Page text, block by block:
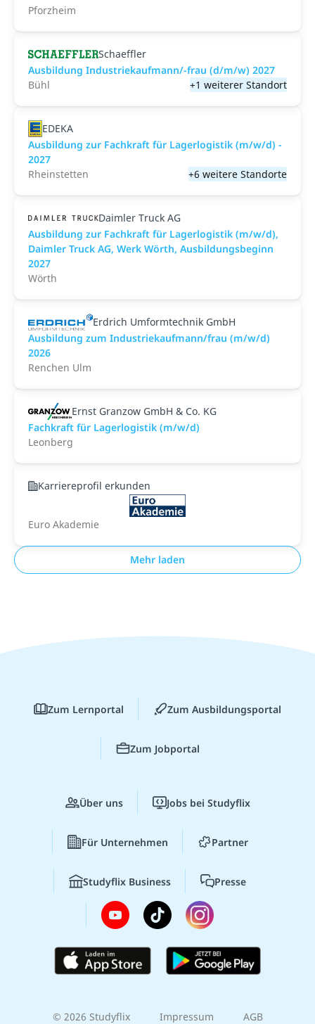
Pforzheim
Schaeffler
Ausbildung Industriekaufmann/-frau (d/m/w) 2027
Bühl
+1 weiterer Standort
EDEKA
Ausbildung zur Fachkraft für Lagerlogistik (m/w/d) -
2027
Rheinstetten
+6 weitere Standorte
Daimler Truck AG
Ausbildung zur Fachkraft für Lagerlogistik (m/w/d),
Daimler Truck AG, Werk Wörth, Ausbildungsbeginn
2027
Wörth
Erdrich Umformtechnik GmbH
Ausbildung zum Industriekaufmann/frau (m/w/d)
2026
Renchen Ulm
Ernst Granzow GmbH & Co. KG
Fachkraft für Lagerlogistik (m/w/d)
Leonberg
Karriereprofil erkunden
Euro Akademie
Mehr laden
Zum Lernportal Zum Ausbildungsportal
Zum Jobportal
Über uns Jobs bei Studyflix
Für Unternehmen Partner
Studyflix Business Presse
© 2026 Studyflix Impressum AGB